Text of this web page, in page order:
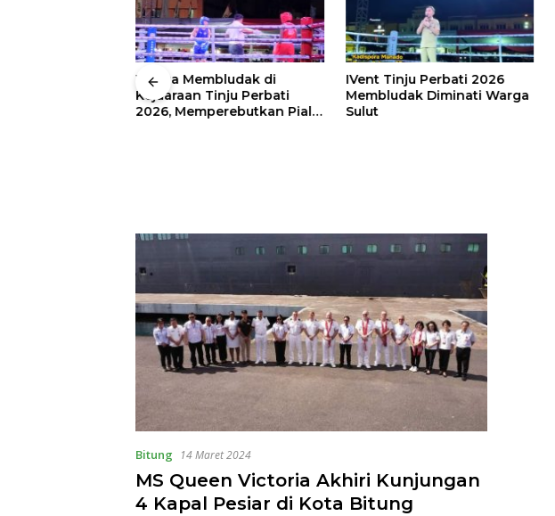
Warga Membludak di
Kejuaraan Tinju Perbati
2026, Memperebutkan Piala
IVent Tinju Perbati 2026
Membludak Diminati Warga
Sulut
Bitung 14 Maret 2024
MS Queen Victoria Akhiri Kunjungan
4 Kapal Pesiar di Kota Bitung